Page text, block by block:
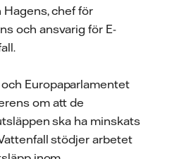
chef för
och ansvarig för E-
Europaparlamentet
om att de
ska ha minskats
stödjer arbetet